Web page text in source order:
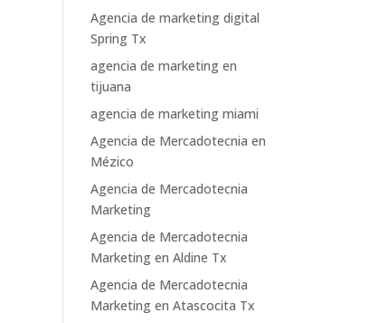
Agencia de marketing digital
Spring Tx
agencia de marketing en
tijuana
agencia de marketing miami
Agencia de Mercadotecnia en
Mézico
Agencia de Mercadotecnia
Marketing
Agencia de Mercadotecnia
Marketing en Aldine Tx
Agencia de Mercadotecnia
Marketing en Atascocita Tx